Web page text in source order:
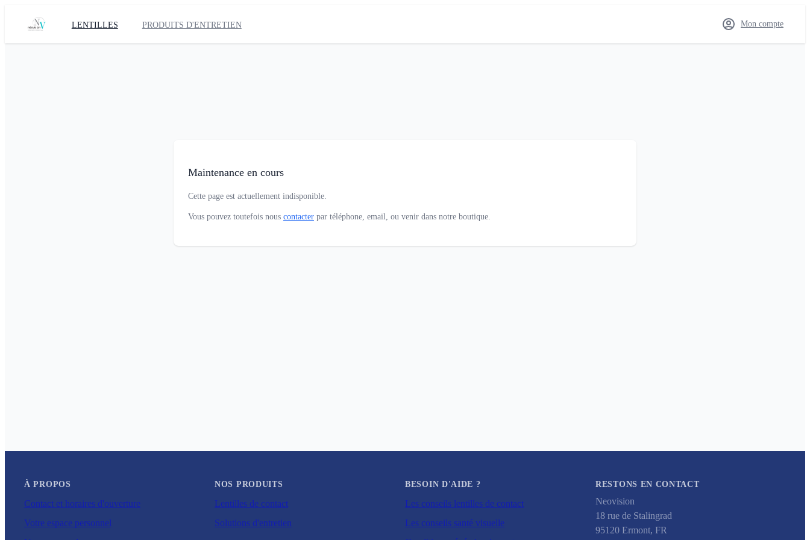
LENTILLES PRODUITS D'ENTRETIEN Mon compte
Maintenance en cours
Cette page est actuellement indisponible.
Vous pouvez toutefois nous contacter par téléphone, email, ou venir dans notre boutique.
À PROPOS
Contact et horaires d'ouverture
Votre espace personnel
NOS PRODUITS
Lentilles de contact
Solutions d'entretien
BESOIN D'AIDE ?
Les conseils lentilles de contact
Les conseils santé visuelle
RESTONS EN CONTACT
Neovision
18 rue de Stalingrad
95120 Ermont, FR